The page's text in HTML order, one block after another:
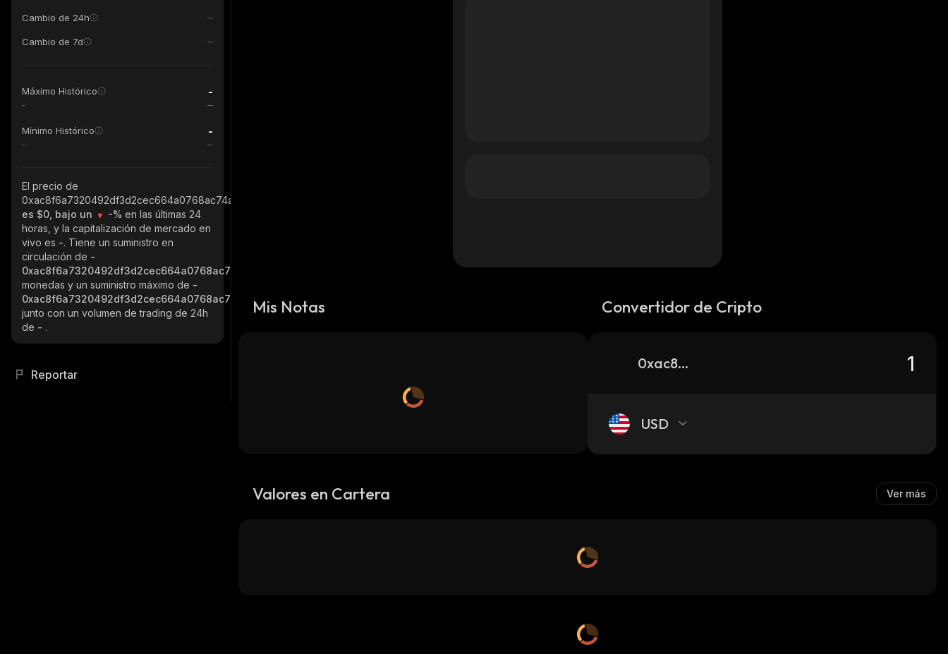
Cambio de 24h
Cambio de 7d
Máximo Histórico -
-
Mínimo Histórico -
-
El precio de
0xac8f6a7320492df3d2cec664a0768ac74aa565fc_ethereum
es $0, bajo un
-% en las últimas 24
horas, y la capitalización de mercado en
vivo es -. Tiene un suministro en
circulación de -
0xac8f6a7320492df3d2cec664a0768ac74aa565fc_ethereum
monedas y un suministro máximo de -
0xac8f6a7320492df3d2cec664a0768ac74aa565fc_ethereum
junto con un volumen de trading de 24h
de - .
Reportar
Mis Notas Convertidor de Cripto
0xac8f6a7320492df3d2cec664a0768ac74aa565fc_ethereum
USD
Valores en Cartera Ver más